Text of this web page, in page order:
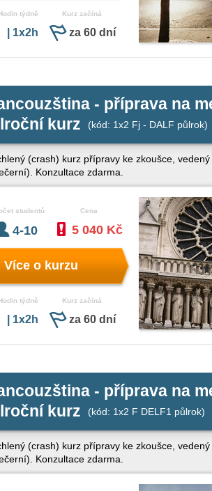
týdně
| 1x2h
Kurz začíná
za 60 dní
- příprava na
kurz
(kód: 1x2 Fj - DALF půlrok)
(crash) kurz přípravy ke zkoušce,
Konzultace zdarma.
studentů
4-10
Cena
5 040 Kč
Více o kurzu
týdně
| 1x2h
Kurz začíná
za 60 dní
- příprava na
kurz
(kód: 1x2 F DELF1 půlrok)
(crash) kurz přípravy ke zkoušce,
Konzultace zdarma.